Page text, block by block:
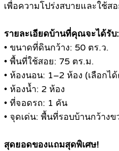
เพื่อความโปร่งสบายและใช้ส
รายละเอียดบ้านที่คุณจะได้รับ:
• ขนาดที่ดินกว้าง: 50 ตร.ว.
• พื้นที่ใช้สอย: 75 ตร.ม.
• ห้องนอน: 1–2 ห้อง (เลือกไ
• ห้องน้ำ: 2 ห้อง
• ที่จอดรถ: 1 คัน
• จุดเด่น: พื้นที่รอบบ้านกว้าง
สุดยอดของแถมสุดพิเศษ!